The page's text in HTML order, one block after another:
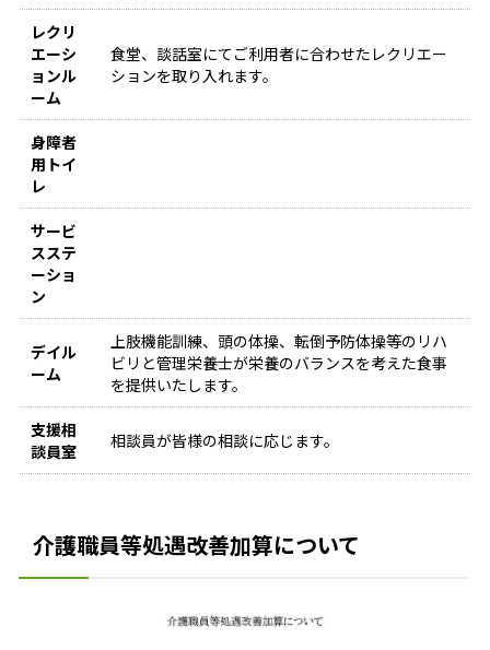
レクリ
エーシ
ョンル
ーム
食堂、談話室にてご利用者に合わせたレクリエー
ションを取り入れます。
身障者
用トイ
レ
サービ
スステ
ーショ
ン
デイル
ーム
上肢機能訓練、頭の体操、転倒予防体操等のリハ
ビリと管理栄養士が栄養のバランスを考えた食事
を提供いたします。
支援相
談員室
相談員が皆様の相談に応じます。
介護職員等処遇改善加算について